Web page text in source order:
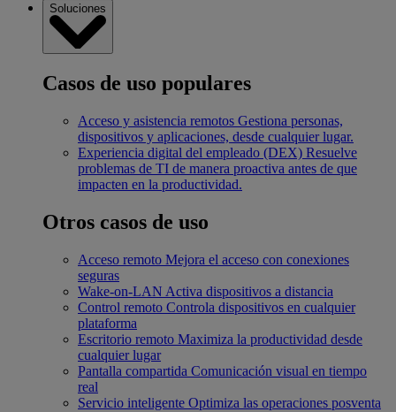
Soluciones
Casos de uso populares
Acceso y asistencia remotos Gestiona personas,
dispositivos y aplicaciones, desde cualquier lugar.
Experiencia digital del empleado (DEX) Resuelve
problemas de TI de manera proactiva antes de que
impacten en la productividad.
Otros casos de uso
Acceso remoto Mejora el acceso con conexiones
seguras
Wake-on-LAN Activa dispositivos a distancia
Control remoto Controla dispositivos en cualquier
plataforma
Escritorio remoto Maximiza la productividad desde
cualquier lugar
Pantalla compartida Comunicación visual en tiempo
real
Servicio inteligente Optimiza las operaciones posventa